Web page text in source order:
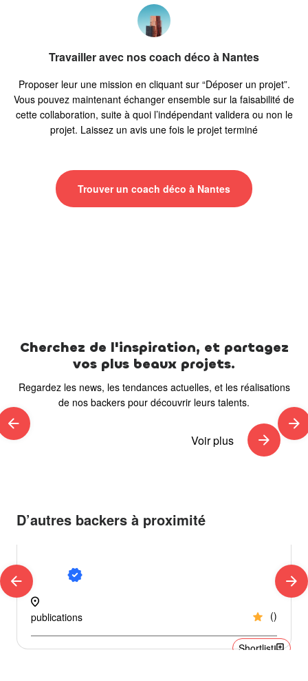
Travailler avec nos coach déco à Nantes
Proposer leur une mission en cliquant sur “Déposer un projet”.
Vous pouvez maintenant échanger ensemble sur la faisabilité de
cette collaboration, suite à quoi l’indépendant validera ou non le
projet. Laissez un avis une fois le projet terminé
Trouver un coach déco à Nantes
Cherchez de l'inspiration, et partagez
vos plus beaux projets.
Regardez les news, les tendances actuelles, et les réalisations
de nos backers pour découvrir leurs talents.
arrow_back arrow_forward
Voir plus arrow_forward
D’autres backers à proximitéUrgences / pannes
verified
location_on
publications star ()
Shortlistlibrary_add
arrow_back arrow_forward